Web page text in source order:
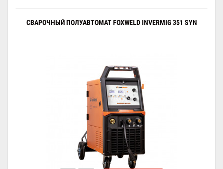
СВАРОЧНЫЙ ПОЛУАВТОМАТ FOXWELD INVERMIG 351 SYN